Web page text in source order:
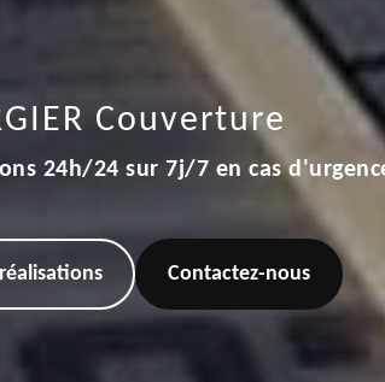
Couverture
24h/24 sur 7j/7 en cas
Contactez-nous